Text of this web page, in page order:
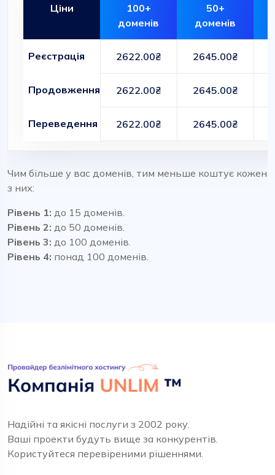
Ціни
100+
доменів
50+
доменів
Реєстрація 2622.00₴ 2645.00₴
Продовження 2622.00₴ 2645.00₴
Переведення 2622.00₴ 2645.00₴
Чим більше у вас доменів, тим меньше коштує кожен
з них:
Рівень 1: до 15 доменів.
Рівень 2: до 50 доменів.
Рівень 3: до 100 доменів.
Рівень 4: понад 100 доменів.
Надійні та якісні послуги з 2002 року.
Ваші проекти будуть вище за конкурентів.
Користуйтеся перевіреними рішеннями.